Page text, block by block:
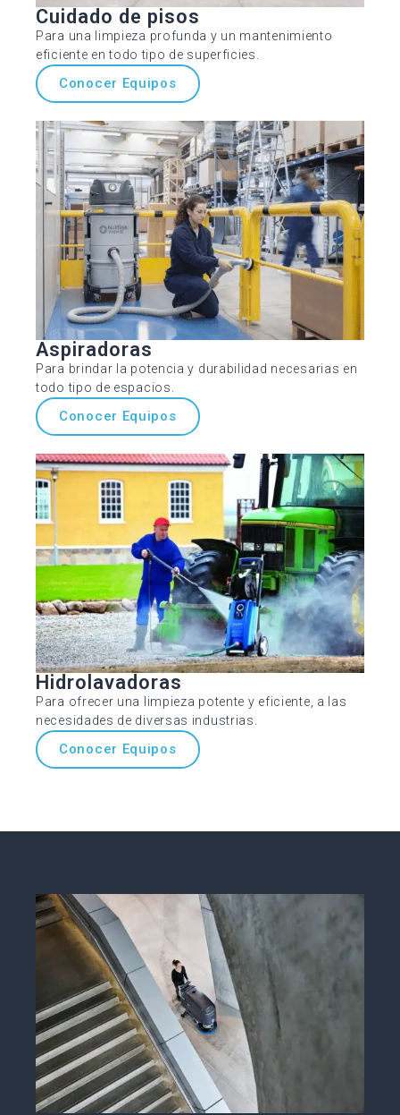
Cuidado de pisos
Para una limpieza profunda y un mantenimiento
eficiente en todo tipo de superficies.
Conocer Equipos
Aspiradoras
Para brindar la potencia y durabilidad necesarias en
todo tipo de espacios.
Conocer Equipos
Hidrolavadoras
Para ofrecer una limpieza potente y eficiente, a las
necesidades de diversas industrias.
Conocer Equipos